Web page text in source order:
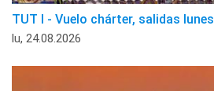
TUT I - Vuelo chárter, salidas lunes
lu, 24.08.2026